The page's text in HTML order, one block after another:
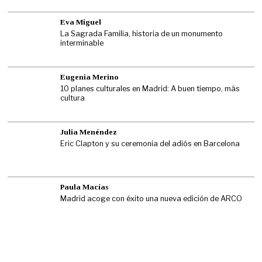
Eva Miguel
La Sagrada Familia, historia de un monumento
interminable
Eugenia Merino
10 planes culturales en Madrid: A buen tiempo, más
cultura
Julia Menéndez
Eric Clapton y su ceremonia del adiós en Barcelona
Paula Macías
Madrid acoge con éxito una nueva edición de ARCO